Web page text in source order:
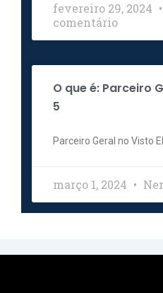
fevereiro 29, 2024
comentário
O que é: Parceiro
5
Parceiro Geral no Visto
março 1, 2024